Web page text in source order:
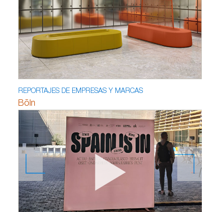
REPORTAJES DE EMPRESAS Y MARCAS
Bõln